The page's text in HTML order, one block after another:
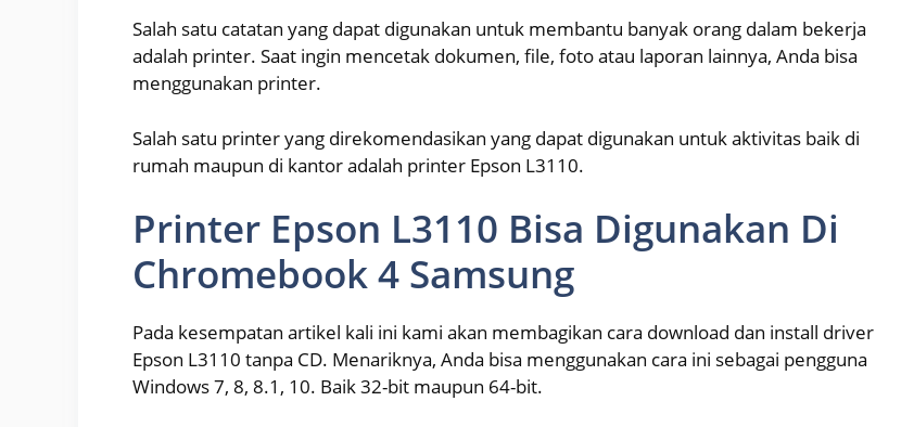
Salah satu catatan yang dapat digunakan untuk membantu banyak orang dalam bekerja
adalah printer. Saat ingin mencetak dokumen, file, foto atau laporan lainnya, Anda bisa
menggunakan printer.
Salah satu printer yang direkomendasikan yang dapat digunakan untuk aktivitas baik di
rumah maupun di kantor adalah printer Epson L3110.
Printer Epson L3110 Bisa Digunakan Di
Chromebook 4 Samsung
Pada kesempatan artikel kali ini kami akan membagikan cara download dan install driver
Epson L3110 tanpa CD. Menariknya, Anda bisa menggunakan cara ini sebagai pengguna
Windows 7, 8, 8.1, 10. Baik 32-bit maupun 64-bit.